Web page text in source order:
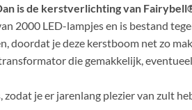
is de kerstverlichting van
2000 LED-lampjes en is bestand
je deze kerstboom net zo
die gemakkelijk,
je er jarenlang plezier van zult